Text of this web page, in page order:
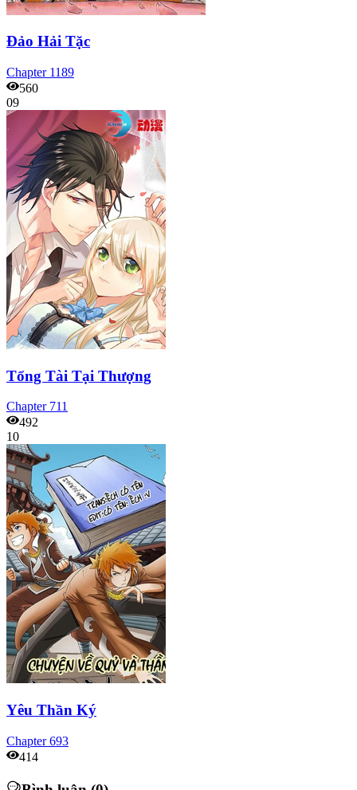
Đảo Hải Tặc
Chapter 1189
560
09
Tổng Tài Tại Thượng
Chapter 711
492
10
Yêu Thần Ký
Chapter693
414